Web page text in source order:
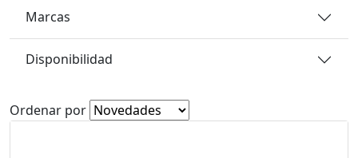
Marcas
Disponibilidad
Ordenar por